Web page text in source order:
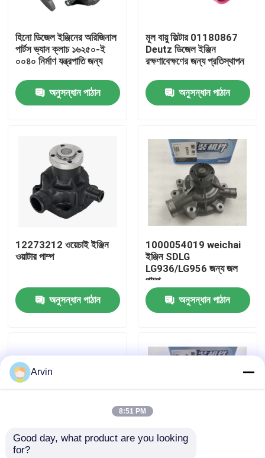
আমাদের সম্পর্কে
মান নিয়ন্ত্রণ
আমাদের সাথে যোগাযোগ করুন
উদ্ধৃতির জন্য আবেদন
কামিন্স খুচরা যন্ত্রাংশ
হিনো ডিজেল ইঞ্জিনের অরিজিনাল
পার্টস ভ্যান ক্লাচ ১৬২৫০-ই
০০৪০ নির্মাণ যন্ত্রপাতি জন্য
অনুসন্ধান পাঠান
মূল বায়ু ফিল্টার 01180867
Deutz ডিজেল ইঞ্জিন
রক্ষণাবেক্ষণের জন্য প্রতিস্থাপন
অনুসন্ধান পাঠান
12273212 ওয়েচাই ইঞ্জিন
ওয়াটার পাম্প
অনুসন্ধান পাঠান
1000054019 weichai
ইঞ্জিন SDLG
LG936/LG956 জন্য জল
পাম্প
অনুসন্ধান পাঠান
মূল মানের নির্মাণ যন্ত্রাংশ
Arvin
8:51 PM
Good day, what product are you looking
for?